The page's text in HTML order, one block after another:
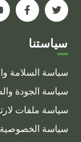
سياستنا
سياسة السلامة
سياسة الجودة
سياسة ملفات
سياسة الخصوصية